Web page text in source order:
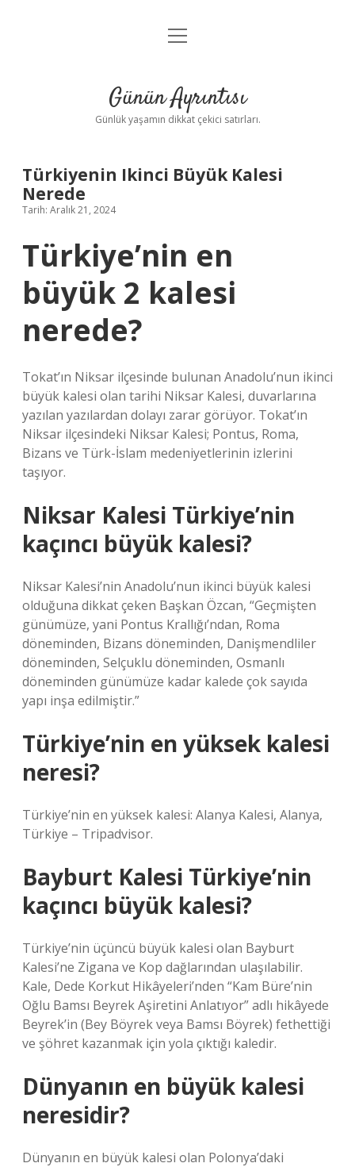
Anasayfa
Yasal Uyarı
menüyü
Günün Ayrıntısı
Günlük yaşamın dikkat çekici satırları.
Türkiyenin Ikinci Büyük Kalesi
Nerede
Tarih: Aralık 21, 2024
Türkiye’nin en
büyük 2 kalesi
nerede?
Tokat’ın Niksar ilçesinde bulunan Anadolu’nun ikinci
büyük kalesi olan tarihi Niksar Kalesi, duvarlarına
yazılan yazılardan dolayı zarar görüyor. Tokat’ın
Niksar ilçesindeki Niksar Kalesi; Pontus, Roma,
Bizans ve Türk-İslam medeniyetlerinin izlerini
taşıyor.
Niksar Kalesi Türkiye’nin
kaçıncı büyük kalesi?
Niksar Kalesi’nin Anadolu’nun ikinci büyük kalesi
olduğuna dikkat çeken Başkan Özcan, “Geçmişten
günümüze, yani Pontus Krallığı’ndan, Roma
döneminden, Bizans döneminden, Danişmendliler
döneminden, Selçuklu döneminden, Osmanlı
döneminden günümüze kadar kalede çok sayıda
yapı inşa edilmiştir.”
Türkiye’nin en yüksek kalesi
neresi?
Türkiye’nin en yüksek kalesi: Alanya Kalesi, Alanya,
Türkiye – Tripadvisor.
Bayburt Kalesi Türkiye’nin
kaçıncı büyük kalesi?
Türkiye’nin üçüncü büyük kalesi olan Bayburt
Kalesi’ne Zigana ve Kop dağlarından ulaşılabilir.
Kale, Dede Korkut Hikâyeleri’nden “Kam Büre’nin
Oğlu Bamsı Beyrek Aşiretini Anlatıyor” adlı hikâyede
Beyrek’in (Bey Böyrek veya Bamsı Böyrek) fethettiği
ve şöhret kazanmak için yola çıktığı kaledir.
Dünyanın en büyük kalesi
neresidir?
Dünyanın en büyük kalesi olan Polonya’daki